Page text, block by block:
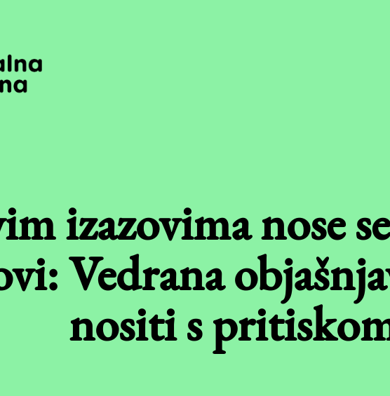
izazovima nose
Vedrana
nositi s